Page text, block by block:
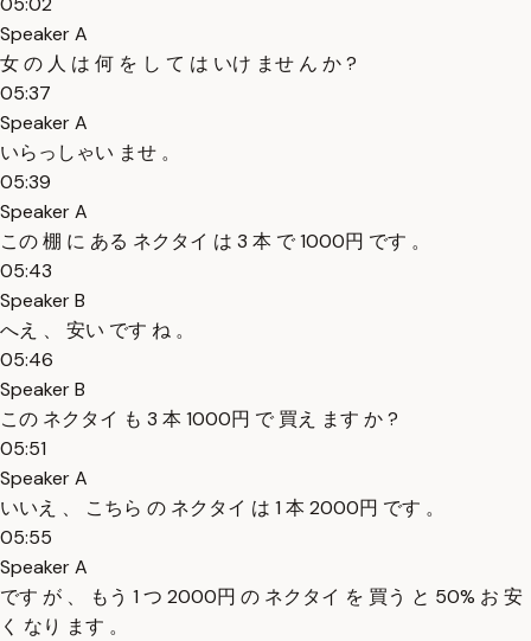
Speaker A
女 の 人 は 何 を し て は いけ ませ ん か ?
05:37
Speaker A
いらっしゃい ませ 。
05:39
Speaker A
この 棚 に ある ネクタイ は 3 本 で 1000円 です 。
05:43
Speaker B
へえ 、 安い です ね 。
05:46
Speaker B
この ネクタイ も 3 本 1000円 で 買え ます か ?
05:51
Speaker A
いいえ 、 こちら の ネクタイ は 1 本 2000円 です 。
05:55
Speaker A
です が 、 もう 1 つ 2000円 の ネクタイ を 買う と 50% お 安
く なり ます 。